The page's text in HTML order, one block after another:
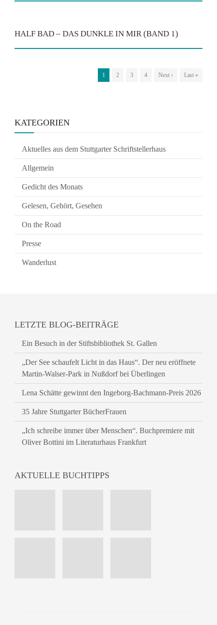
HALF BAD – DAS DUNKLE IN MIR (BAND 1)
1 2 3 4 Next › Last »
KATEGORIEN
Aktuelles aus dem Stuttgarter Schriftstellerhaus
Allgemein
Gedicht des Monats
Gelesen, Gehört, Gesehen
On the Road
Presse
Wanderlust
LETZTE BLOG-BEITRÄGE
Ein Besuch in der Stiftsbibliothek St. Gallen
„Der See schaufelt Licht in das Haus“. Der neu eröffnete
Martin-Walser-Park in Nußdorf bei Überlingen
Lena Schätte gewinnt den Ingeborg-Bachmann-Preis 2026
35 Jahre Stuttgarter BücherFrauen
„Ich schreibe immer über Menschen“. Buchpremiere mit
Oliver Bottini im Literaturhaus Frankfurt
AKTUELLE BUCHTIPPS